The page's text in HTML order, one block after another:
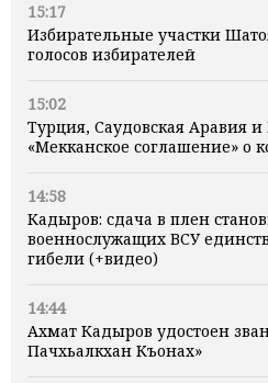
15:17
Избирательные участки
голосов избирателей
15:02
Турция, Саудовская Аравия
«Мекканское соглашение» о
14:58
Кадыров: сдача в плен
военнослужащих ВСУ
гибели (+видео)
14:44
Ахмат Кадыров удостоен
Пачхьалкхан Къонах»